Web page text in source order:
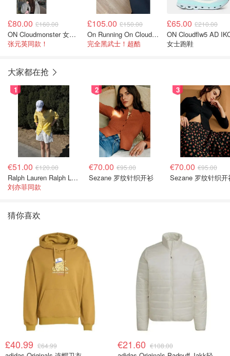
£80.00 £160.00
ON Cloudmonster 女士跑鞋
张元英同款！
£105.00 £150.00
On Running On Cloud Versa 女士训练鞋
完全黑武士！超酷
£65.00 £210.00
ON Cloudflw5 AD
女士跑鞋
大家都在抢
1
€51.00 €120.00
Ralph Lauren Ralph Lauren 男童亚麻衬衫
刘亦菲同款
2
€70.00 €95.00
Sezane 罗纹针织开衫
3
€70.00 €95.00
Sezane 罗纹针织开
猜你喜欢
£40.99 £64.99 €21.60 €108.00